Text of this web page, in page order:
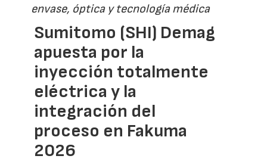
envase, óptica y tecnología médica
Sumitomo (SHI) Demag
apuesta por la
inyección totalmente
eléctrica y la
integración del
proceso en Fakuma
2026